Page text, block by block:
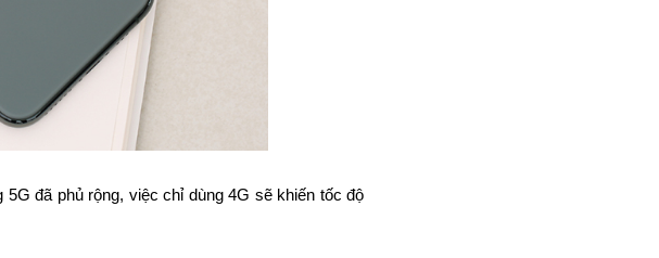
5G đã phủ rộng, việc chỉ dùng 4G sẽ khiến tốc độ